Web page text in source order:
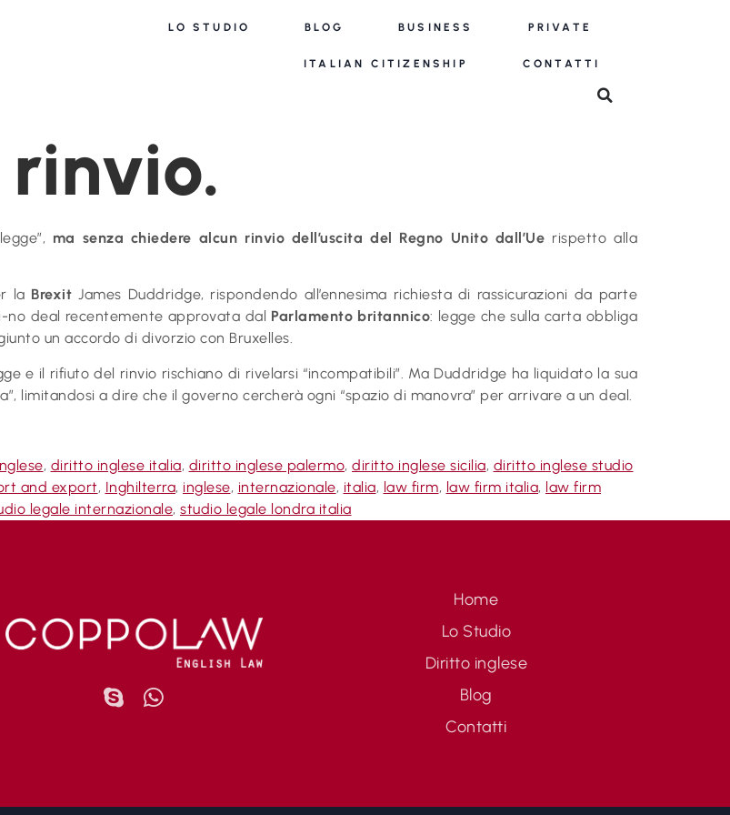
LO STUDIO BLOG BUSINESS PRIVATE
ITALIAN CITIZENSHIP CONTATTI
ma senza chiedere alcun rinvio dell’uscita del Regno Unito dall’Ue rispetto alla
la Brexit James Duddridge, rispondendo all’ennesima richiesta di rassicurazioni da parte
no deal recentemente approvata dal Parlamento britannico: legge che sulla carta obbliga
un accordo di divorzio con Bruxelles.
e il rifiuto del rinvio rischiano di rivelarsi “incompatibili”. Ma Duddridge ha liquidato la sua
limitandosi a dire che il governo cercherà ogni “spazio di manovra” per arrivare a un deal.
, diritto inglese italia, diritto inglese palermo, diritto inglese sicilia, diritto inglese studio
and export, Inghilterra, inglese, internazionale, italia, law firm, law firm italia, law firm
legale internazionale, studio legale londra italia
Home
Lo Studio
Diritto inglese
Blog
Contatti